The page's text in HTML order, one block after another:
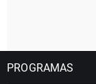
PROGRAMAS